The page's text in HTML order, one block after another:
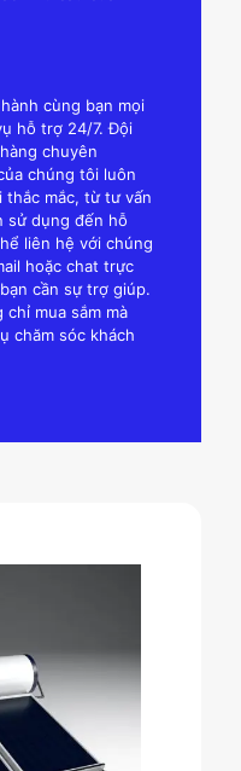
cùng bạn mọi
hỗ trợ 24/7. Đội
chuyên
chúng tôi luôn
thắc mắc, từ tư vấn
sử dụng đến hỗ
liên hệ với chúng
hoặc chat trực
cần sự trợ giúp.
chỉ mua sắm mà
chăm sóc khách